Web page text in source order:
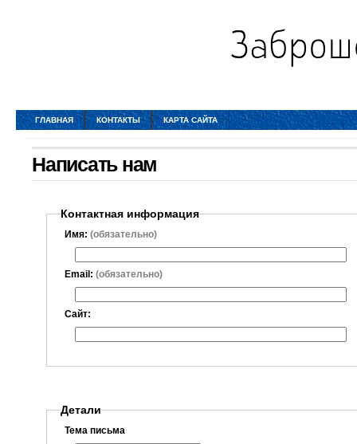
ГЛАВНАЯ КОНТАКТЫ КАРТА САЙТА
Написать нам
Контактная информация
Имя: (обязательно)
Email: (обязательно)
Сайт:
Детали
Тема письма